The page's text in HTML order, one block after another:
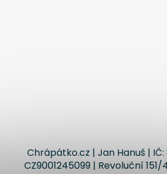
Chrápátko.cz | Jan Hanuš | IČ:
CZ9001245099 | Revoluční 151/